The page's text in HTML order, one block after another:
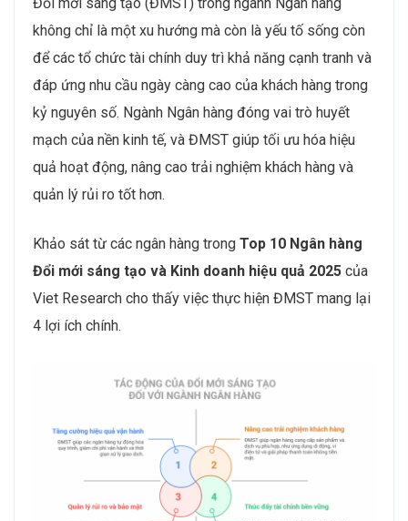
không chỉ là một xu hướng mà còn là yếu tố sống còn
để các tổ chức tài chính duy trì khả năng cạnh tranh và
đáp ứng nhu cầu ngày càng cao của khách hàng trong
kỷ nguyên số. Ngành Ngân hàng đóng vai trò huyết
mạch của nền kinh tế, và ĐMST giúp tối ưu hóa hiệu
quả hoạt động, nâng cao trải nghiệm khách hàng và
quản lý rủi ro tốt hơn.
Khảo sát từ các ngân hàng trong Top 10 Ngân hàng
Đổi mới sáng tạo và Kinh doanh hiệu quả 2025 của
Viet Research cho thấy việc thực hiện ĐMST mang lại
4 lợi ích chính.